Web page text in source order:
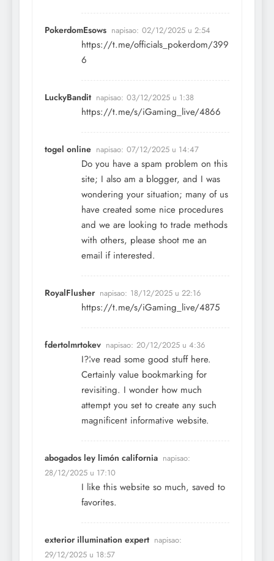
PokerdomEsows napisao: 02/12/2025 u 2:54
https://t.me/officials_pokerdom/399
6
LuckyBandit napisao: 03/12/2025 u 1:38
https://t.me/s/iGaming_live/4866
togel online napisao: 07/12/2025 u 14:47
Do you have a spam problem on this
site; I also am a blogger, and I was
wondering your situation; many of us
have created some nice procedures
and we are looking to trade methods
with others, please shoot me an
email if interested.
RoyalFlusher napisao: 18/12/2025 u 22:16
https://t.me/s/iGaming_live/4875
fdertolmrtokev napisao: 20/12/2025 u 4:36
I?¦ve read some good stuff here.
Certainly value bookmarking for
revisiting. I wonder how much
attempt you set to create any such
magnificent informative website.
abogados ley limón california napisao:
28/12/2025 u 17:10
I like this website so much, saved to
favorites.
exterior illumination expert napisao:
29/12/2025 u 18:57